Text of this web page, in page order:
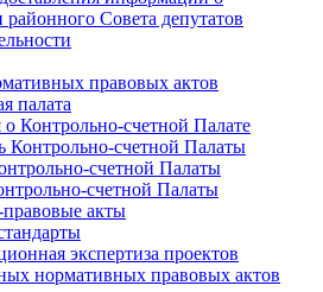
районного Совета депутатов
правовых актов
палата
Контрольно-счетной Палате
Контрольно-счетной Палаты
счетной Палаты
счетной Палаты
акты
экспертиза проектов
нормативных правовых актов